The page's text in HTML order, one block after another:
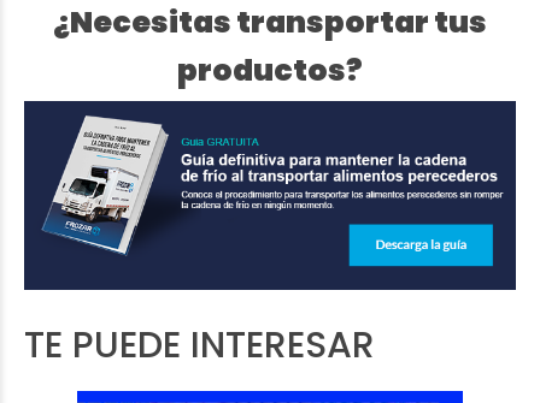
¿Necesitas transportar tus
productos?
TE PUEDE INTERESAR